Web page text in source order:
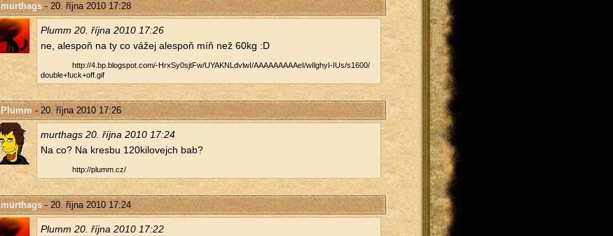
murthags- 20. října 2010 17:28
Plumm 20. října 2010 17:26
ne, ale­spoň na ty co vážej ale­spoň míň než 60kg :D
http://​4.​bp.​blogspot.​com/​-HrxSy0sjtFw/​UYAKNLdvlwI/​AAAAAAAAAeI/​wIlghyI-IUs/​s1600/​
double+fuck+off.​gif
Plumm - 20. října 2010 17:26
murthags 20. října 2010 17:24
Na co? Na kresbu 120­ki­lo­vejch bab?
http://​plumm.​cz/​
murthags- 20. října 2010 17:24
Plumm 20. října 2010 17:22